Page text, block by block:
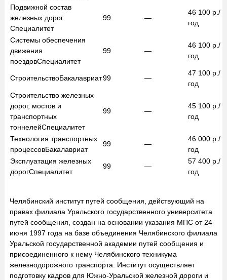
Подвижной состав
железных дорог
Специалитет
99 —
46 100 р./
год
Системы обеспечения
движения
поездовСпециалитет
99 —
46 100 р./
год
СтроительствоБакалавриат99 —
47 100 р./
год
Строительство железных
дорог, мостов и
транспортных
тоннелейСпециалитет
99 —
45 100 р./
год
Технология транспортных
процессовБакалавриат
99 —
46 000 р./
год
Эксплуатация железных
дорогСпециалитет
99 —
57 400 р./
год
Челябинский институт путей сообщения, действующий на
правах филиала Уральского государственного университета
путей сообщения, создан на основании указания МПС от 24
июня 1997 года на базе объединения Челябинского филиала
Уральской государственной академии путей сообщения и
присоединенного к нему Челябинского техникума
железнодорожного транспорта. Институт осуществляет
подготовку кадров для Южно-Уральской железной дороги и